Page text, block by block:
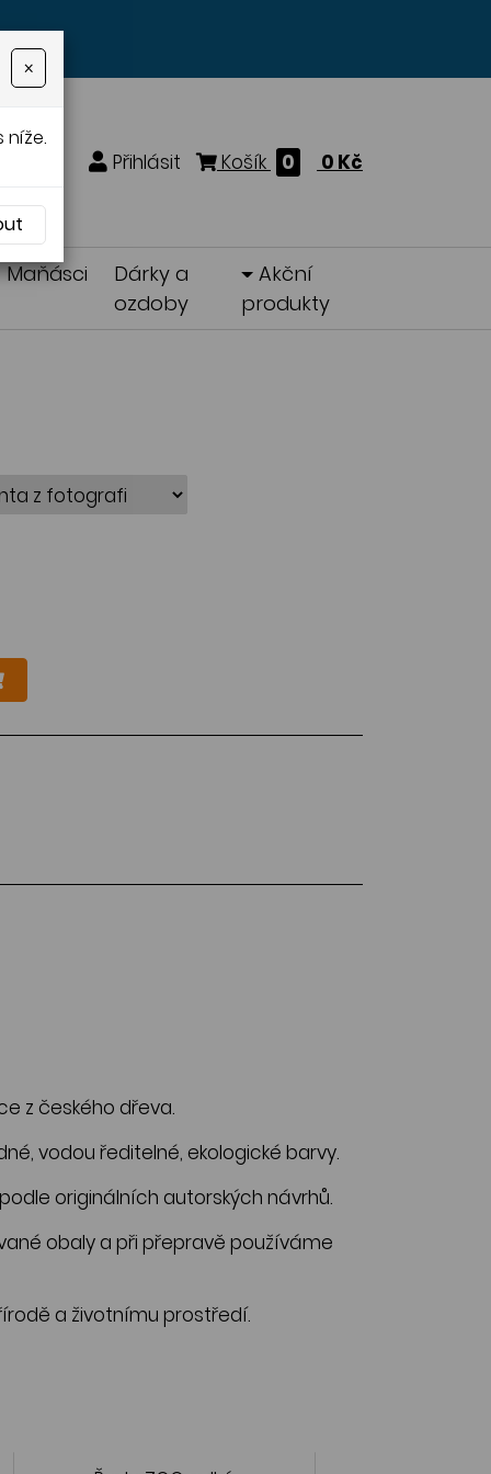
Přihlásit Košík 0 0 Kč
Maňásci
Dárky a
ozdoby
Akční
produkty
z českého dřeva.
vodou ředitelné, ekologické barvy.
originálních autorských návrhů.
obaly a při přepravě používáme
a životnímu prostředí.
×
níže.